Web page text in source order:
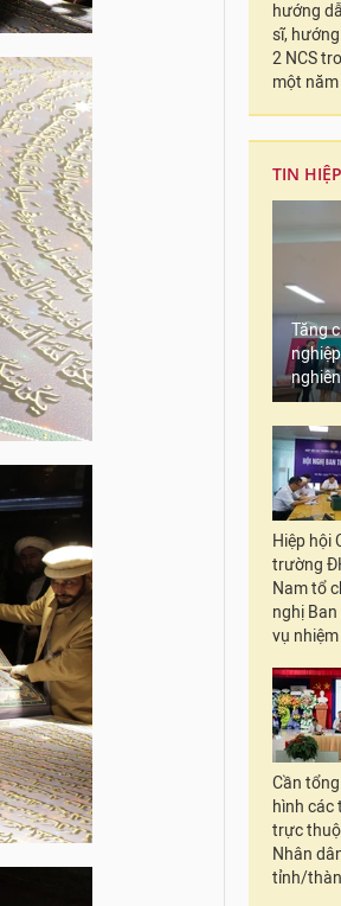
hướng
sĩ,
2 NCS
một
TIN
Tăng
Hiệp hội
trường
Nam tổ
nghị
vụ nhiệm
Cần
hình các
trực
Nhân
tỉnh/